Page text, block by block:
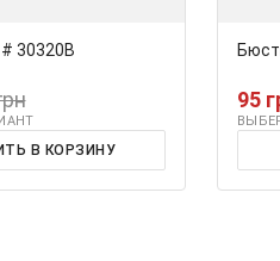
30320В
В КОРЗИНУ
95